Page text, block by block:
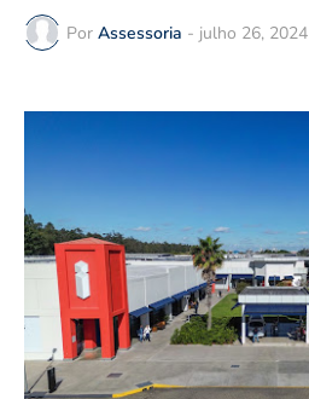
Por Assessoria - julho 26, 2024